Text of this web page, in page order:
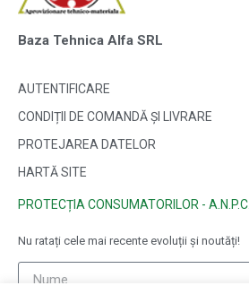
Baza Tehnica Alfa SRL
AUTENTIFICARE
CONDIȚII DE COMANDĂ ȘI LIVRARE
PROTEJAREA DATELOR
HARTĂ SITE
PROTECȚIA CONSUMATORILOR - A.N.P.C.
Nu ratați cele mai recente evoluții și noutăți!